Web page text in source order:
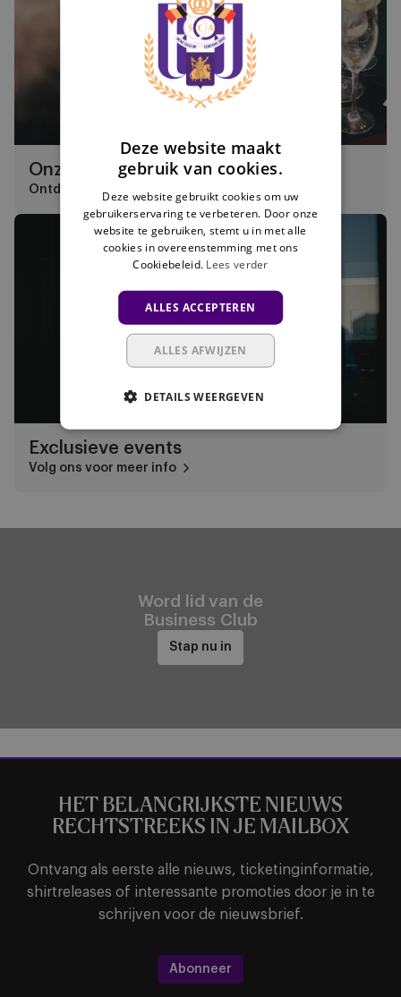
Onze 7 gastronomische concepten
Ontdek onze restaurants
Exclusieve events
Exclusieve events
Volg ons voor meer info
Word lid van de
Business Club
Stap nu in
HET BELANGRIJKSTE NIEUWS
RECHTSTREEKS IN JE MAILBOX
Ontvang als eerste alle nieuws, ticketinginformatie,
shirtreleases of interessante promoties door je in te
schrijven voor de nieuwsbrief.
Abonneer
Deze website maakt
gebruik van cookies.
Deze website gebruikt cookies om uw
gebruikerservaring te verbeteren. Door onze
website te gebruiken, stemt u in met alle
cookies in overeenstemming met ons
Cookiebeleid. Lees verder
ALLES ACCEPTEREN
ALLES AFWIJZEN
DETAILS WEERGEVEN